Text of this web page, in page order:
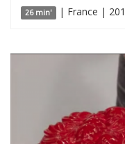
26 min' | France |